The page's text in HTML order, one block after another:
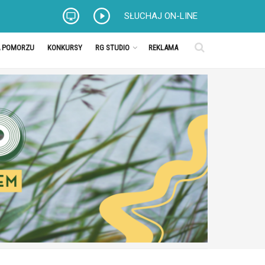
SŁUCHAJ ON-LINE
KONKURSY RG STUDIO REKLAMA